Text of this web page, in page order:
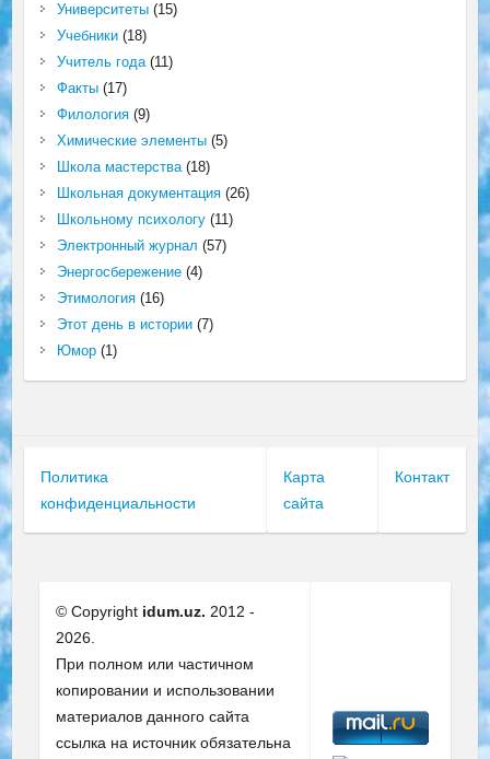
Университеты(15)
Учебники(18)
Учитель года(11)
Факты(17)
Филология(9)
Химические элементы(5)
Школа мастерства(18)
Школьная документация(26)
Школьному психологу(11)
Электронный журнал (57)
Энергосбережение(4)
Этимология(16)
Этот день в истории(7)
Юмор(1)
Политика
конфиденциальности
Карта
сайта
Контакт
© Copyright idum.uz. 2012 -
2026.
При полном или частичном
копировании и использовании
материалов данного сайта
ссылка на источник обязательна